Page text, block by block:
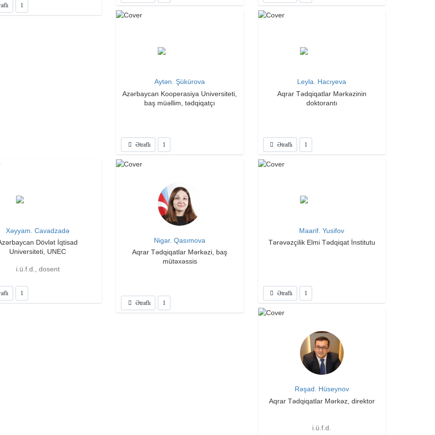
1
Aytən. Şükürova
Azərbaycan Kooperasiya Universiteti,
baş müəllim, tədqiqatçı
Ətraflı 1
Leyla. Hacıyeva
Aqrar Tədqiqatlar Mərkəzinin
doktorantı
Ətraflı 1
Xəyyam. Cavadzadə
Dövlət İqtisad
Universiteti, UNEC
i.ü.f.d., dosent
1
Nigar. Qasımova
Aqrar Tədqiqatlar Mərkəzi, baş
mütəxəssis
Ətraflı 1
Maarif. Yusifov
Tərəvəzçilik Elmi Tədqiqat İnstitutu
Ətraflı 1
Rəşad. Hüseynov
Aqrar Tədqiqatlar Mərkəz, direktor
i.ü.f.d.